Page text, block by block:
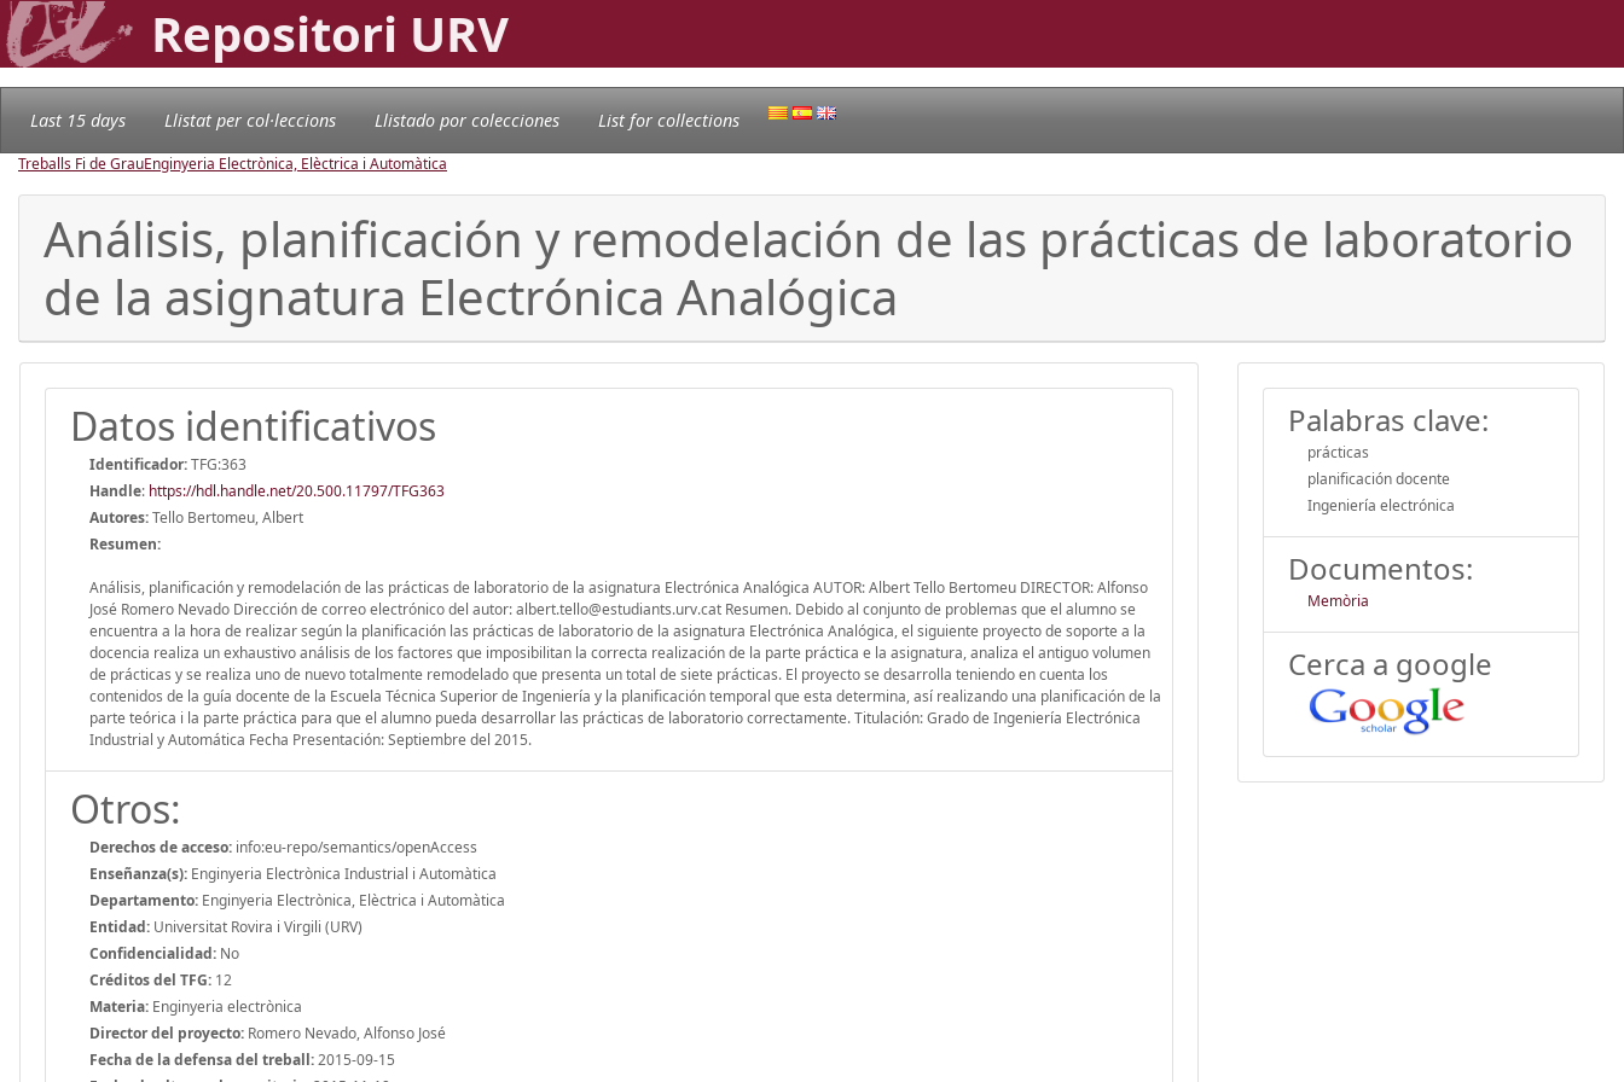
Repositori URV
Last 15 days Llistat per col·leccions Llistado por colecciones List for collections
Treballs Fi de GrauEnginyeria Electrònica, Elèctrica i Automàtica
Análisis, planificación y remodelación de las prácticas de laboratorio
de la asignatura Electrónica Analógica
Datos identificativos
Identificador:TFG:363
Handle: https://hdl.handle.net/20.500.11797/TFG363
Autores:Tello Bertomeu, Albert
Resumen:
Análisis, planificación y remodelación de las prácticas de laboratorio de la asignatura Electrónica Analógica AUTOR: Albert Tello Bertomeu DIRECTOR: Alfonso
José Romero Nevado Dirección de correo electrónico del autor: albert.tello@estudiants.urv.cat Resumen. Debido al conjunto de problemas que el alumno se
encuentra a la hora de realizar según la planificación las prácticas de laboratorio de la asignatura Electrónica Analógica, el siguiente proyecto de soporte a la
docencia realiza un exhaustivo análisis de los factores que imposibilitan la correcta realización de la parte práctica e la asignatura, analiza el antiguo volumen
de prácticas y se realiza uno de nuevo totalmente remodelado que presenta un total de siete prácticas. El proyecto se desarrolla teniendo en cuenta los
contenidos de la guía docente de la Escuela Técnica Superior de Ingeniería y la planificación temporal que esta determina, así realizando una planificación de la
parte teórica i la parte práctica para que el alumno pueda desarrollar las prácticas de laboratorio correctamente. Titulación: Grado de Ingeniería Electrónica
Industrial y Automática Fecha Presentación: Septiembre del 2015.
Otros:
Derechos de acceso: info:eu-repo/semantics/openAccess
Enseñanza(s): Enginyeria Electrònica Industrial i Automàtica
Departamento: Enginyeria Electrònica, Elèctrica i Automàtica
Entidad: Universitat Rovira i Virgili (URV)
Confidencialidad: No
Créditos del TFG: 12
Materia: Enginyeria electrònica
Director del proyecto: Romero Nevado, Alfonso José
Fecha de la defensa del treball:2015-09-15
Palabras clave:
prácticas
planificación docente
Ingeniería electrónica
Documentos:
Memòria
Cerca a google